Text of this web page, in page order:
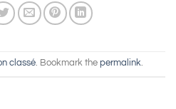
classé. Bookmark the permalink.